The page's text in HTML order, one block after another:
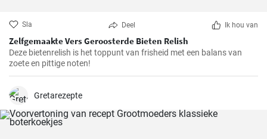
Sla Deel Ik hou van
Zelfgemaakte Vers Geroosterde Bieten Relish
Deze bietenrelish is het toppunt van frisheid met een balans van
zoete en pittige noten!
Gretarezepte